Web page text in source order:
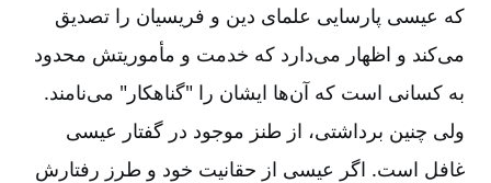
که عیسی پارسایی علمای دین و فریسیان را تصدیق
می‌کند و اظهار می‌دارد که خدمت و مأموریتش محدود
به کسانی است که آن‌ها ایشان را "گناهکار" می‌نامند.
ولی چنین برداشتی، از طنز موجود در گفتار عیسی
غافل است. اگر عیسی از حقانیت خود و طرز رفتارش